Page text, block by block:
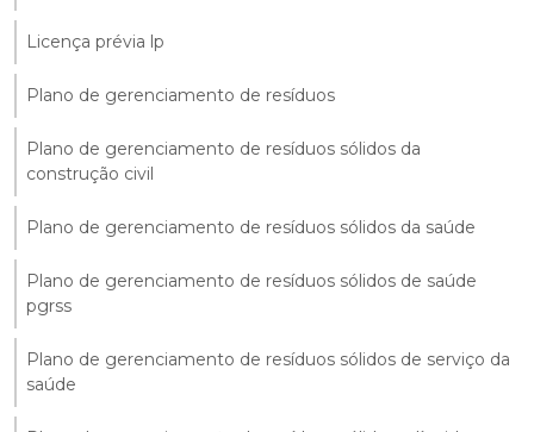
Licença prévia lp
Plano de gerenciamento de resíduos
Plano de gerenciamento de resíduos sólidos da
construção civil
Plano de gerenciamento de resíduos sólidos da saúde
Plano de gerenciamento de resíduos sólidos de saúde
pgrss
Plano de gerenciamento de resíduos sólidos de serviço da
saúde